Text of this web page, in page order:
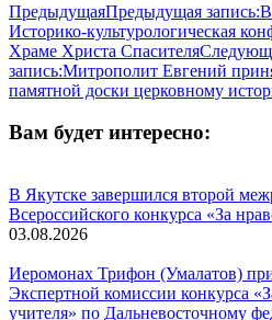
ПредыдущаяПредыдущая запись:
Историко-культурологическая
Храме Христа Спасителя
запись:Митрополит Евгений
памятной доски церковному
Вам будет интересно:
В Якутске завершился второй
Всероссийского конкурса «За
03.08.2026
Иеромонах Трифон (Умалатов)
Экспертной комиссии конкурса
учителя» по Дальневосточному